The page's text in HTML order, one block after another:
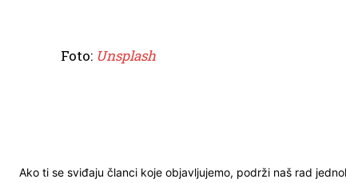
Foto: Unsplash
Ako ti se sviđaju članci koje objavljujemo, podrži naš rad